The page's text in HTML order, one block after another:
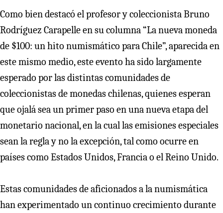
Como bien destacó el profesor y coleccionista Bruno
Rodríguez Carapelle en su columna “La nueva moneda
de $100: un hito numismático para Chile”, aparecida en
este mismo medio, este evento ha sido largamente
esperado por las distintas comunidades de
coleccionistas de monedas chilenas, quienes esperan
que ojalá sea un primer paso en una nueva etapa del
monetario nacional, en la cual las emisiones especiales
sean la regla y no la excepción, tal como ocurre en
países como Estados Unidos, Francia o el Reino Unido.
Estas comunidades de aficionados a la numismática
han experimentado un continuo crecimiento durante